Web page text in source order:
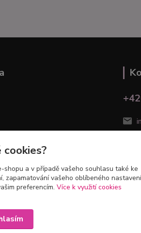
cookies?
a v případě vašeho souhlasu také ke
zapamatování vašeho oblíbeného nastavení
preferencím. Více k využití cookies